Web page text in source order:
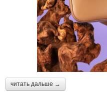
читать дальше →